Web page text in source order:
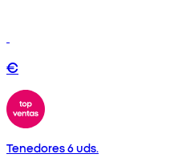
€
Tenedores 6 uds.